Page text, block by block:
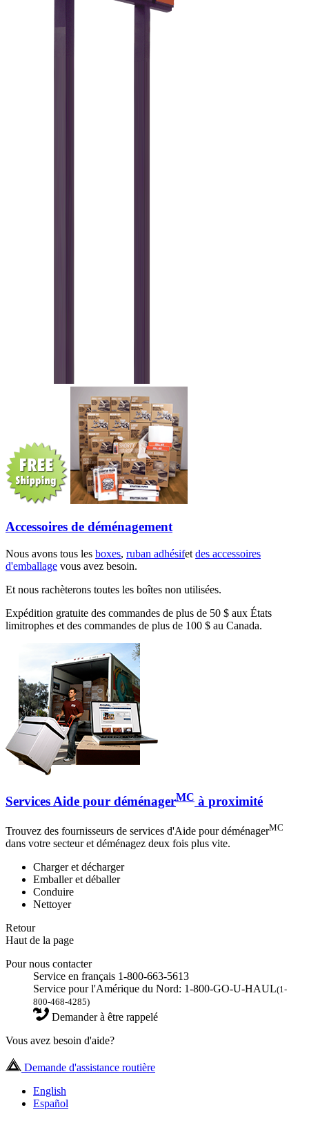
Accessoires de déménagement
Nous avons tous les boxes, ruban adhésifet des accessoires
d'emballage vous avez besoin.
Et nous rachèterons toutes les boîtes non utilisées.
Expédition gratuite des commandes de plus de 50 $ aux États
limitrophes et des commandes de plus de 100 $ au Canada.
Services Aide pour déménagerMC à proximité
Trouvez des fournisseurs de services d'Aide pour déménagerMC
dans votre secteur et déménagez deux fois plus vite.
Charger et décharger
Emballer et déballer
Conduire
Nettoyer
Retour
Haut de la page
Pour nous contacter
Service en français 1-800-663-5613
Service pour l'Amérique du Nord: 1-800-GO-U-HAUL(1-
800-468-4285)
Demander à être rappelé
Vous avez besoin d'aide?
Demande d'assistance routière
English
Español